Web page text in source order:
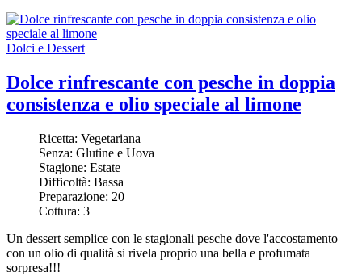
Dolci e Dessert
Dolce rinfrescante con pesche in doppia
consistenza e olio speciale al limone
Ricetta: Vegetariana
Senza: Glutine e Uova
Stagione: Estate
Difficoltà: Bassa
Preparazione: 20
Cottura: 3
Un dessert semplice con le stagionali pesche dove l'accostamento
con un olio di qualità si rivela proprio una bella e profumata
sorpresa!!!